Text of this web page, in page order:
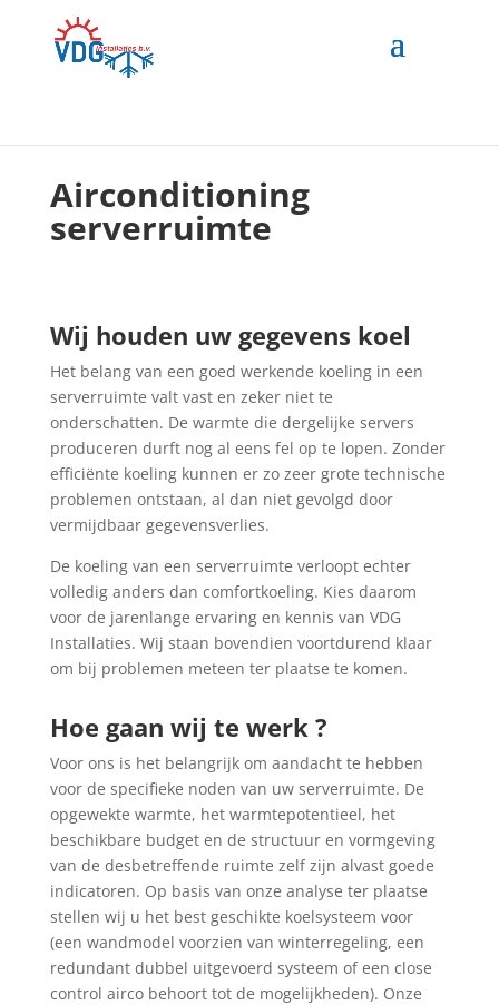
Airconditioning
serverruimte
Wij houden uw gegevens koel
Het belang van een goed werkende koeling in een
serverruimte valt vast en zeker niet te
onderschatten. De warmte die dergelijke servers
produceren durft nog al eens fel op te lopen. Zonder
efficiënte koeling kunnen er zo zeer grote technische
problemen ontstaan, al dan niet gevolgd door
vermijdbaar gegevensverlies.
De koeling van een serverruimte verloopt echter
volledig anders dan comfortkoeling. Kies daarom
voor de jarenlange ervaring en kennis van VDG
Installaties. Wij staan bovendien voortdurend klaar
om bij problemen meteen ter plaatse te komen.
Hoe gaan wij te werk ?
Voor ons is het belangrijk om aandacht te hebben
voor de specifieke noden van uw serverruimte. De
opgewekte warmte, het warmtepotentieel, het
beschikbare budget en de structuur en vormgeving
van de desbetreffende ruimte zelf zijn alvast goede
indicatoren. Op basis van onze analyse ter plaatse
stellen wij u het best geschikte koelsysteem voor
(een wandmodel voorzien van winterregeling, een
redundant dubbel uitgevoerd systeem of een close
control airco behoort tot de mogelijkheden). Onze